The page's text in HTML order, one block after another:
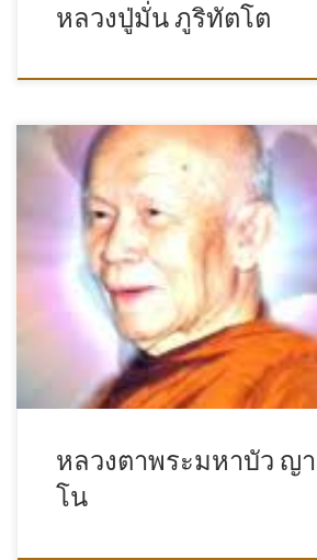
หลวงปู่มั่น ภูริทัตโต
หลวงตาพระมหาบัว ญ
โน